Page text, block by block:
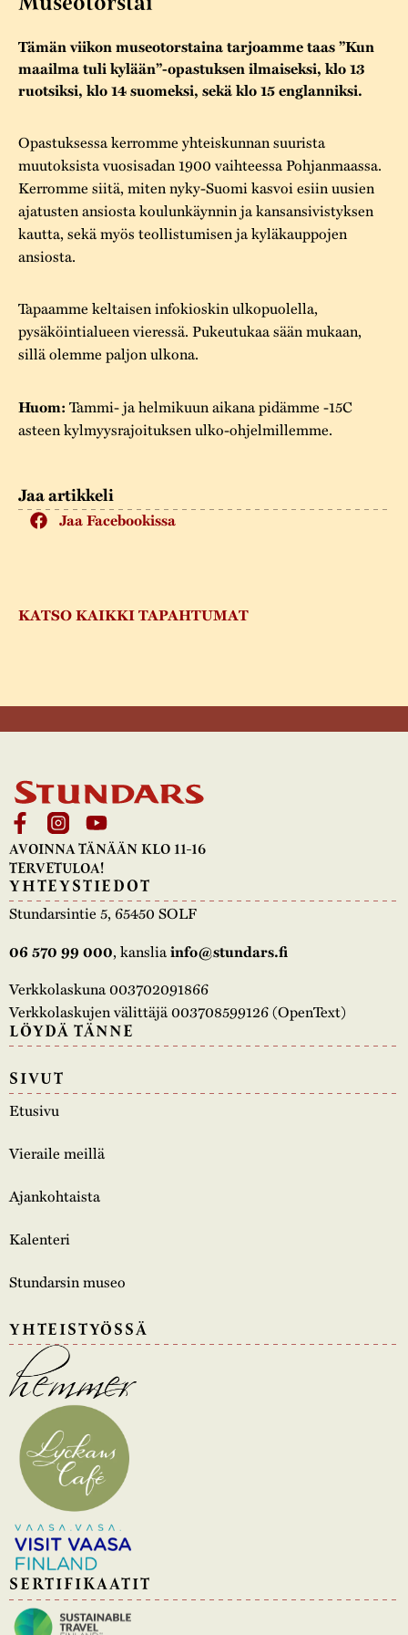
Saavutettavuus
Kestävä kehitys
Turvallisuus
Yhteystiedot
Rakennusperintö
Museokokoelmat
Museopedagogiikka
Käsityö
Projektit
Markkinat
Vuosikertomukset
Vuoden Gunnar
Jaa artikkeli
Jaa Facebookissa
KATSO KAIKKI TAPAHTUMAT
Tämän viikon museotorstaina tarjoamme taas ”Kun
maailma tuli kylään”-opastuksen ilmaiseksi, klo 13
ruotsiksi, klo 14 suomeksi, sekä klo 15 englanniksi.
Opastuksessa kerromme yhteiskunnan suurista
muutoksista vuosisadan 1900 vaihteessa Pohjanmaassa.
Kerromme siitä, miten nyky-Suomi kasvoi esiin uusien
ajatusten ansiosta koulunkäynnin ja kansansivistyksen
kautta, sekä myös teollistumisen ja kyläkauppojen
ansiosta.
Tapaamme keltaisen infokioskin ulkopuolella,
pysäköintialueen vieressä. Pukeutukaa sään mukaan,
sillä olemme paljon ulkona.
Huom: Tammi- ja helmikuun aikana pidämme -15C
asteen kylmyysrajoituksen ulko-ohjelmillemme.
AVOINNA TÄNÄÄN KLO 11-16
TERVETULOA!
YHTEYSTIEDOT
Stundarsintie 5, 65450 SOLF
06 570 99 000, kansliainfo@stundars.fi
Verkkolaskuna 003702091866
Verkkolaskujen välittäjä 003708599126 (OpenText)
LÖYDÄ TÄNNE
SIVUT
Etusivu
Vieraile meillä
Ajankohtaista
Kalenteri
Stundarsin museo
YHTEISTYÖSSÄ
SERTIFIKAATIT